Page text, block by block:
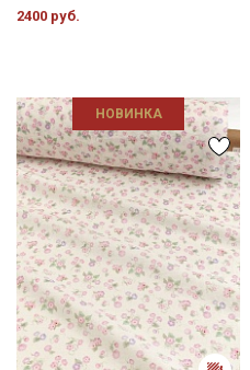
2400 руб.
НОВИНКА